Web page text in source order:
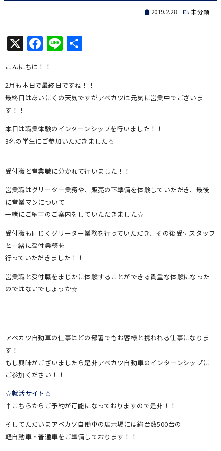
2019.2.28 未分類
X Facebook
Line共
こんにちは！！
2月も本日で最終日ですね！！
最終日はあいにくの天気ですがアベカツは元気に営業中でございま
す！！
本日は職業体験のインターンシップを行いました！！
3名の学生にご参加いただきました☆
受付職と営業職に分かれて行いました！！
営業職はグリーター業務や、販売の下準備を体験していただき、最後
に営業マンについて
一緒にご納車のご案内をしていただきました☆
受付職も同じくグリーター業務を行っていただき、その後受付スタッフ
と一緒に受付業務を
行っていただきました！！
営業職と受付職をまじかに体験することができる貴重な体験になった
のではないでしょうか☆
アベカツ自動車の仕事はどの部署でもお客様と携われる仕事になりま
す！
もし興味がございましたら是非アベカツ自動車のインターンシップに
ご参加ください！！
☆就活サイト☆
↑こちらからご予約が可能になっておりますので是非！！
そしてただいまアベカツ自働車の展示場には総台数500台の
軽自動車・普通車をご準備しております！！